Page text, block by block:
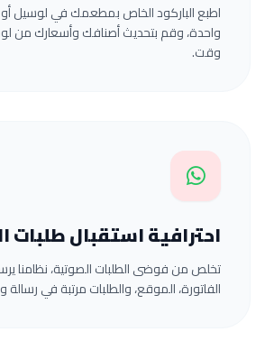
اطبع الباركود الخاص بمطعمك في لوسيل
واحدة، وقم بتحديث أصنافك وأسعارك من
وقت.
احترافية استقبال طلبات
تخلص من فوضى الطلبات الصوتية، نظامنا
الفاتورة، الموقع، والطلبات مرتبة في